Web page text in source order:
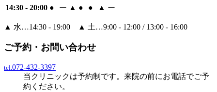
14:30 - 20:00 ● ー ▲ ● ● ▲ ー
▲ 水…14:30 - 19:00 ▲ 土…9:00 - 12:00 / 13:00 - 16:00
ご予約・お問い合わせ
tel.072-432-3397
当クリニックは予約制です。来院の前にお電話でご予
約ください。